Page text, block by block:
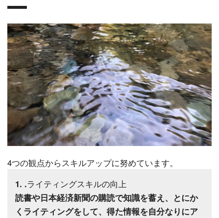
4つの観点からスキルアップに努めています。
1. .ライティングスキルの向上
読書や日本経済新聞の購読で知識を蓄え、とにか
くライティングをして、得た情報を自分なりにア